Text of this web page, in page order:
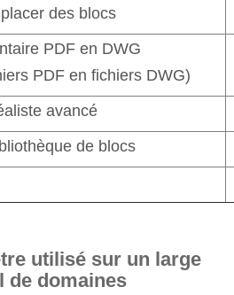
des blocs
PDF en DWG
PDF en fichiers DWG)
avancé
de blocs
utilisé sur un large
de domaines